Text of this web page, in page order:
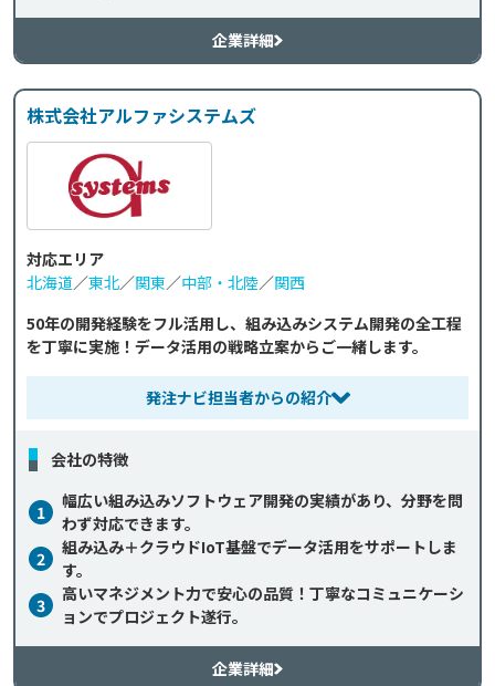
企業詳細
株式会社アルファシステムズ
対応エリア
北海道／東北／関東／中部・北陸／関西
50年の開発経験をフル活用し、組み込みシステム開発の全工程
を丁寧に実施！データ活用の戦略立案からご一緒します。
発注ナビ担当者からの紹介
会社の特徴
1
幅広い組み込みソフトウェア開発の実績があり、分野を問
わず対応できます。
2
組み込み＋クラウドIoT基盤でデータ活用をサポートしま
す。
3
高いマネジメント力で安心の品質！丁寧なコミュニケーシ
ョンでプロジェクト遂行。
企業詳細